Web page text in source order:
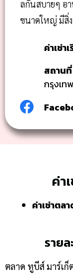
ลกันสบายๆ อา
ขนาดใหญ่ มีสิ่
ค่าเช่า
สถาน
กรุงเท
ค่า
ค่าเช่าตล
ราย
ตลาด ทูบีส์ มาร์เ